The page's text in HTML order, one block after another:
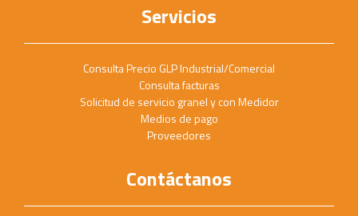
Servicios
Consulta Precio GLP Industrial/Comercial
Consulta facturas
Solicitud de servicio granel y con Medidor
Medios de pago
Proveedores
Contáctanos